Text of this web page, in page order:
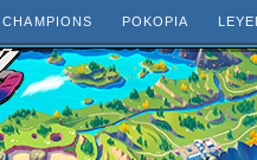
CHAMPIONS POKOPIA